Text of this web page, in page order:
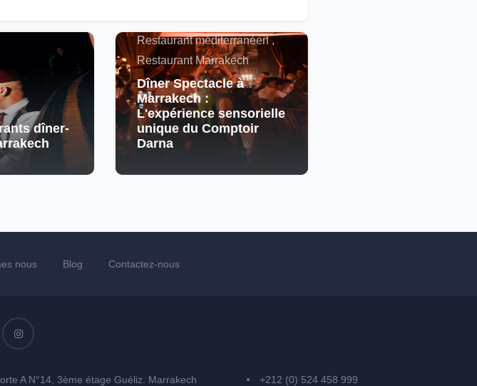
dîner-
Restaurant méditerranéen ,
Restaurant Marrakech
Dîner Spectacle à
Marrakech :
L'expérience sensorielle
unique du Comptoir
Darna
nous Blog Contactez-nous
A N°14, 3ème étage Guéliz. Marrakech +212 (0) 524 458 999